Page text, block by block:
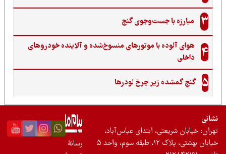
مبارزه با جست‌وجوی گنج‌
هوای آلوده با موتورهای منسوخ‌شده و آلاینده خودروهای
داخلی
گنجِ گمشده زیر چرخ لودرها
خیابان شریعتی، ابتدای عباس‌آباد،
بهشتی، پلاک ۱۲، طبقه سوم، واحد ۵
رسانۀ